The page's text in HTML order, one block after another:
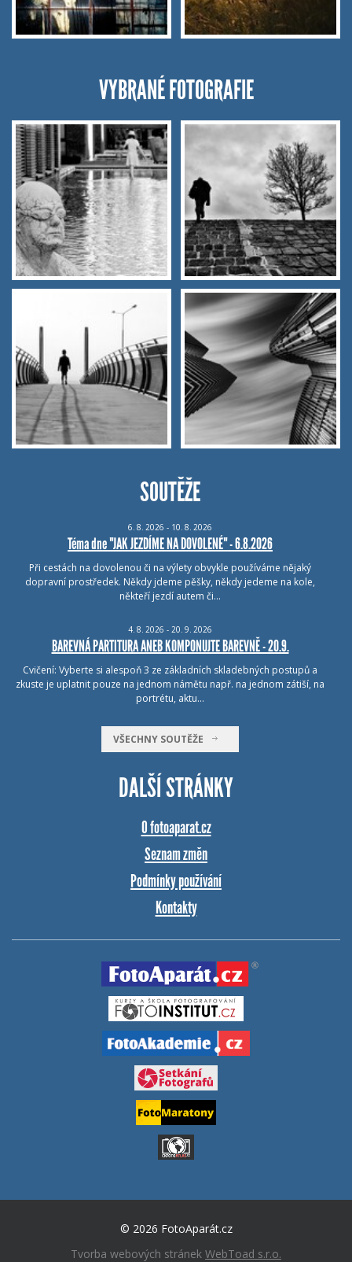
VYBRANÉ FOTOGRAFIE
SOUTĚŽE
6. 8. 2026 - 10. 8. 2026
Téma dne "JAK JEZDÍME NA DOVOLENÉ" - 6.8.2026
Při cestách na dovolenou či na výlety obvykle používáme nějaký
dopravní prostředek. Někdy jdeme pěšky, někdy jedeme na kole,
někteří jezdí autem či…
4. 8. 2026 - 20. 9. 2026
BAREVNÁ PARTITURA ANEB KOMPONUJTE BAREVNĚ - 20.9.
Cvičení: Vyberte si alespoň 3 ze základních skladebných postupů a
zkuste je uplatnit pouze na jednom námětu např. na jednom zátiší, na
portrétu, aktu…
VŠECHNY SOUTĚŽE
DALŠÍ STRÁNKY
O fotoaparat.cz
Seznam změn
Podmínky používání
Kontakty
© 2026 FotoAparát.cz
Tvorba webových stránek WebToad s.r.o.